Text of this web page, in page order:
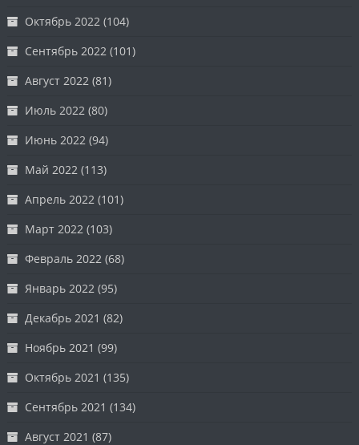
Октябрь 2022 (104)
Сентябрь 2022 (101)
Август 2022 (81)
Июль 2022 (80)
Июнь 2022 (94)
Май 2022 (113)
Апрель 2022 (101)
Март 2022 (103)
Февраль 2022 (68)
Январь 2022 (95)
Декабрь 2021 (82)
Ноябрь 2021 (99)
Октябрь 2021 (135)
Сентябрь 2021 (134)
Август 2021 (87)